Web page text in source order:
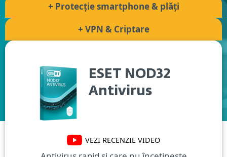
+ Protecție smartphone & plăți
+ VPN & Criptare
ESET NOD32
Antivirus
VEZI RECENZIE VIDEO